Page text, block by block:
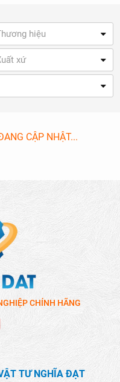
hiệu
xứ
CẬP NHẬT...
CHÍNH HÃNG
TƯ NGHĨA ĐẠT